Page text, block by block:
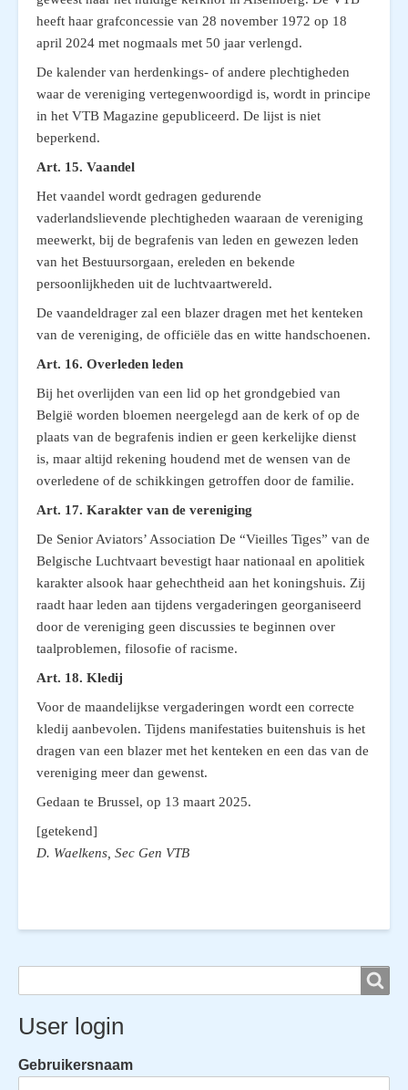
heeft haar grafconcessie van 28 november 1972 op 18
april 2024 met nogmaals met 50 jaar verlengd.
De kalender van herdenkings- of andere plechtigheden
waar de vereniging vertegenwoordigd is, wordt in principe
in het VTB Magazine gepubliceerd. De lijst is niet
beperkend.
Art. 15. Vaandel
Het vaandel wordt gedragen gedurende
vaderlandslievende plechtigheden waaraan de vereniging
meewerkt, bij de begrafenis van leden en gewezen leden
van het Bestuursorgaan, ereleden en bekende
persoonlijkheden uit de luchtvaartwereld.
De vaandeldrager zal een blazer dragen met het kenteken
van de vereniging, de officiële das en witte handschoenen.
Art. 16. Overleden leden
Bij het overlijden van een lid op het grondgebied van
België worden bloemen neergelegd aan de kerk of op de
plaats van de begrafenis indien er geen kerkelijke dienst
is, maar altijd rekening houdend met de wensen van de
overledene of de schikkingen getroffen door de familie.
Art. 17. Karakter van de vereniging
De Senior Aviators’ Association De “Vieilles Tiges” van de
Belgische Luchtvaart bevestigt haar nationaal en apolitiek
karakter alsook haar gehechtheid aan het koningshuis. Zij
raadt haar leden aan tijdens vergaderingen georganiseerd
door de vereniging geen discussies te beginnen over
taalproblemen, filosofie of racisme.
Art. 18. Kledij
Voor de maandelijkse vergaderingen wordt een correcte
kledij aanbevolen. Tijdens manifestaties buitenshuis is het
dragen van een blazer met het kenteken en een das van de
vereniging meer dan gewenst.
Gedaan te Brussel, op 13 maart 2025.
[getekend]
D. Waelkens, Sec Gen VTB
User login
Gebruikersnaam